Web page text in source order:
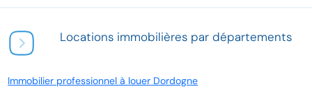
Locations immobilières par départements
Immobilier professionnel à louer Dordogne